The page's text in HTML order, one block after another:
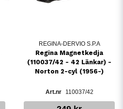
REGINA-DERVIO S.P.A
Regina Magnetkedja
(110037/42 - 42 Länkar) -
Norton 2-cyl (1956-)
110037/42